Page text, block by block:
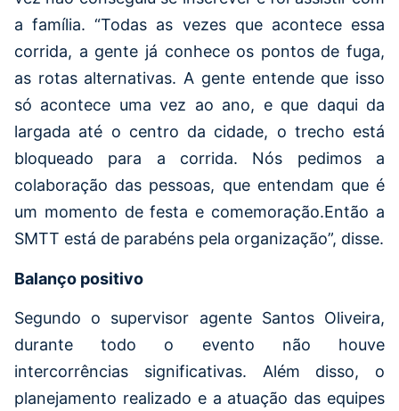
a família. “Todas as vezes que acontece essa
corrida, a gente já conhece os pontos de fuga,
as rotas alternativas. A gente entende que isso
só acontece uma vez ao ano, e que daqui da
largada até o centro da cidade, o trecho está
bloqueado para a corrida. Nós pedimos a
colaboração das pessoas, que entendam que é
um momento de festa e comemoração.Então a
SMTT está de parabéns pela organização”, disse.
Balanço positivo
Segundo o supervisor agente Santos Oliveira,
durante todo o evento não houve
intercorrências significativas. Além disso, o
planejamento realizado e a atuação das equipes